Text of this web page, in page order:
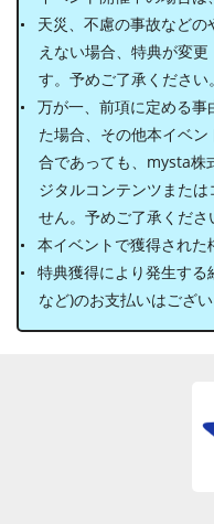
天災、不慮の事故など
えない場合、特典が変
す。予めご了承ください。
万が一、前項に定める事
た場合、その他本イベ
合であっても、mysta株
ジタルコンテンツまた
せん。予めご了承くださ
本イベントで獲得された
特典獲得により発生す
など)のお支払いはござい